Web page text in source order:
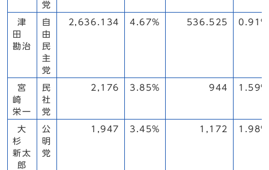
党
津
田
勘治
自
由
民
主
党
2,636.134 4.67% 536.525 0.91%
宮
崎
栄一
民
社
党
2,176 3.85% 944 1.59%
大
杉
新太
郎
公
明
党
1,947 3.45% 1,172 1.98%